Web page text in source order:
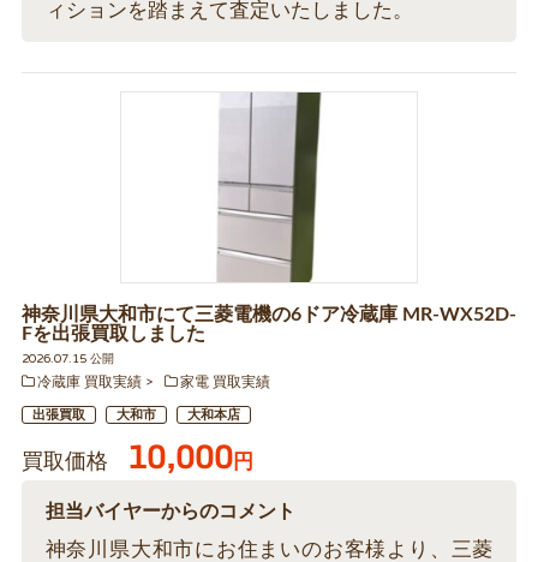
ィションを踏まえて査定いたしました。
神奈川県大和市にて三菱電機の6ドア冷蔵庫 MR-WX52D-
Fを出張買取しました
2026.07.15 公開
冷蔵庫 買取実績
家電 買取実績
出張買取 大和市 大和本店
買取価格 10,000円
担当バイヤーからのコメント
神奈川県大和市にお住まいのお客様より、三菱